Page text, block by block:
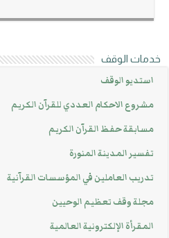
خدمات الوقف
استديو الوقف
مشروع الاحكام العددي للقرآن الكريم
مسابقة حفظ القرآن الكريم
تفسير المدينة المنورة
تدريب العاملين في المؤسسات القرآنية
مجلة وقف تعظيم الوحيين
المقرأة الإلكترونية العالمية